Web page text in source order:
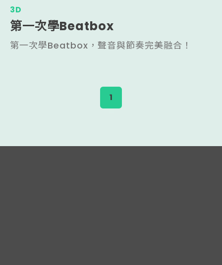
3D
第一次學Beatbox
第一次學Beatbox，聲音與節奏完美融合！
1